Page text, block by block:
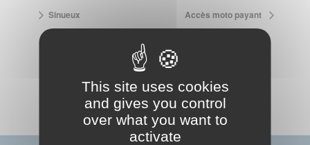
Sinueux Accès moto payant
VOIR LE CALENDRIER COMPLET
This site uses cookies
and gives you control
over what you want to
activate